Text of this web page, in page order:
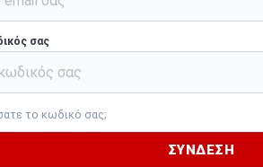
σας
το κωδικό σας;
ΣΎΝΔΕΣΗ